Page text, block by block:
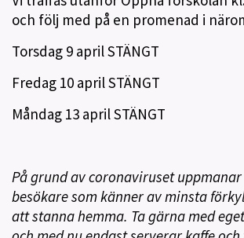
och följ med på en promenad i
Torsdag 9 april STÄNGT
Fredag 10 april STÄNGT
Måndag 13 april STÄNGT
På grund av coronaviruset
besökare som känner av minsta
att stanna hemma. Ta gärna med